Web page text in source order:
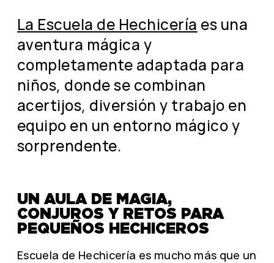
La Escuela de Hechicería es una
aventura mágica y
completamente adaptada para
niños, donde se combinan
acertijos, diversión y trabajo en
equipo en un entorno mágico y
sorprendente.
UN AULA DE MAGIA,
CONJUROS Y RETOS PARA
PEQUEÑOS HECHICEROS
Escuela de Hechicería es mucho más que un